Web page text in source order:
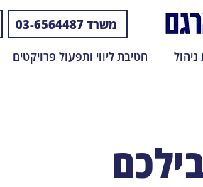
משרד 03-6564487
חטיבת ליווי ותפעול פרויקטים